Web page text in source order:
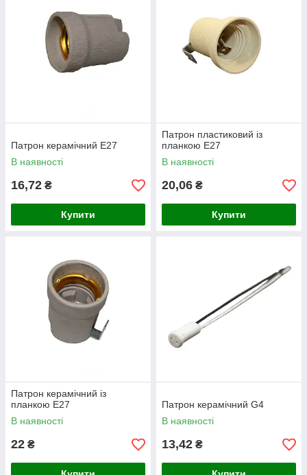
Патрон керамічний E27
В наявності
16,72 ₴
Купити
Патрон пластиковий із
планкою E27
В наявності
20,06 ₴
Купити
Патрон керамічний із
планкою E27
В наявності
22 ₴
Патрон керамічний G4
В наявності
13,42 ₴